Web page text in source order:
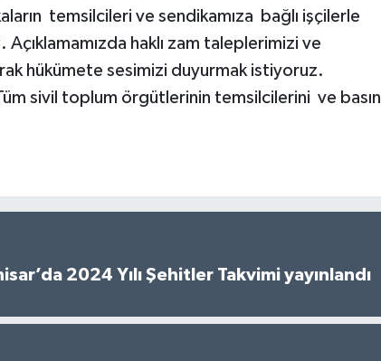
temsilcileri ve sendikamıza bağlı işçilerle
Açıklamamızda haklı zam taleplerimizi ve
hükümete sesimizi duyurmak istiyoruz.
Tüm sivil toplum örgütlerinin temsilcilerini ve basın
2024 Yılı Şehitler Takvimi yayınlandı